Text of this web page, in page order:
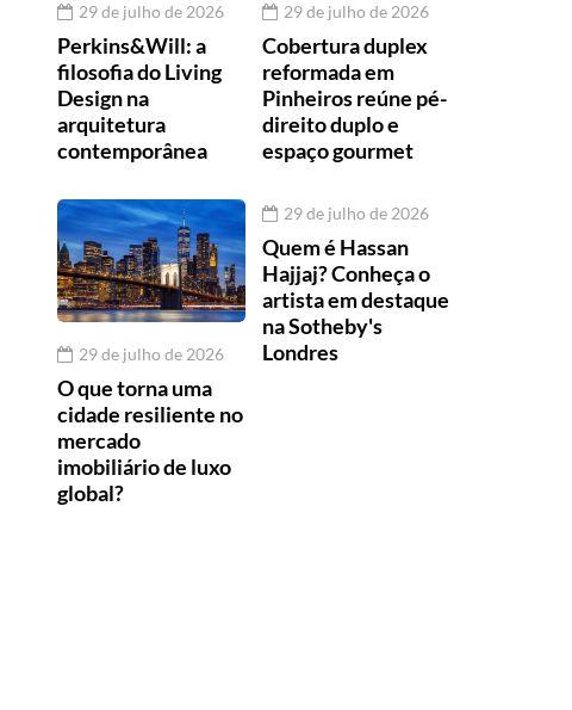
29 de julho de 2026
Perkins&Will: a
filosofia do Living
Design na
arquitetura
contemporânea
29 de julho de 2026
Cobertura duplex
reformada em
Pinheiros reúne pé-
direito duplo e
espaço gourmet
29 de julho de 2026
O que torna uma
cidade resiliente no
mercado
imobiliário de luxo
global?
29 de julho de 2026
Quem é Hassan
Hajjaj? Conheça o
artista em destaque
na Sotheby's
Londres